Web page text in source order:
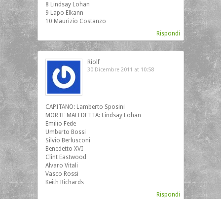
8 Lindsay Lohan
9 Lapo Elkann
10 Maurizio Costanzo
Rispondi
Riolf
30 Dicembre 2011 at 10:58
CAPITANO: Lamberto Sposini
MORTE MALEDETTA: Lindsay Lohan
Emilio Fede
Umberto Bossi
Silvio Berlusconi
Benedetto XVI
Clint Eastwood
Alvaro Vitali
Vasco Rossi
Keith Richards
Rispondi